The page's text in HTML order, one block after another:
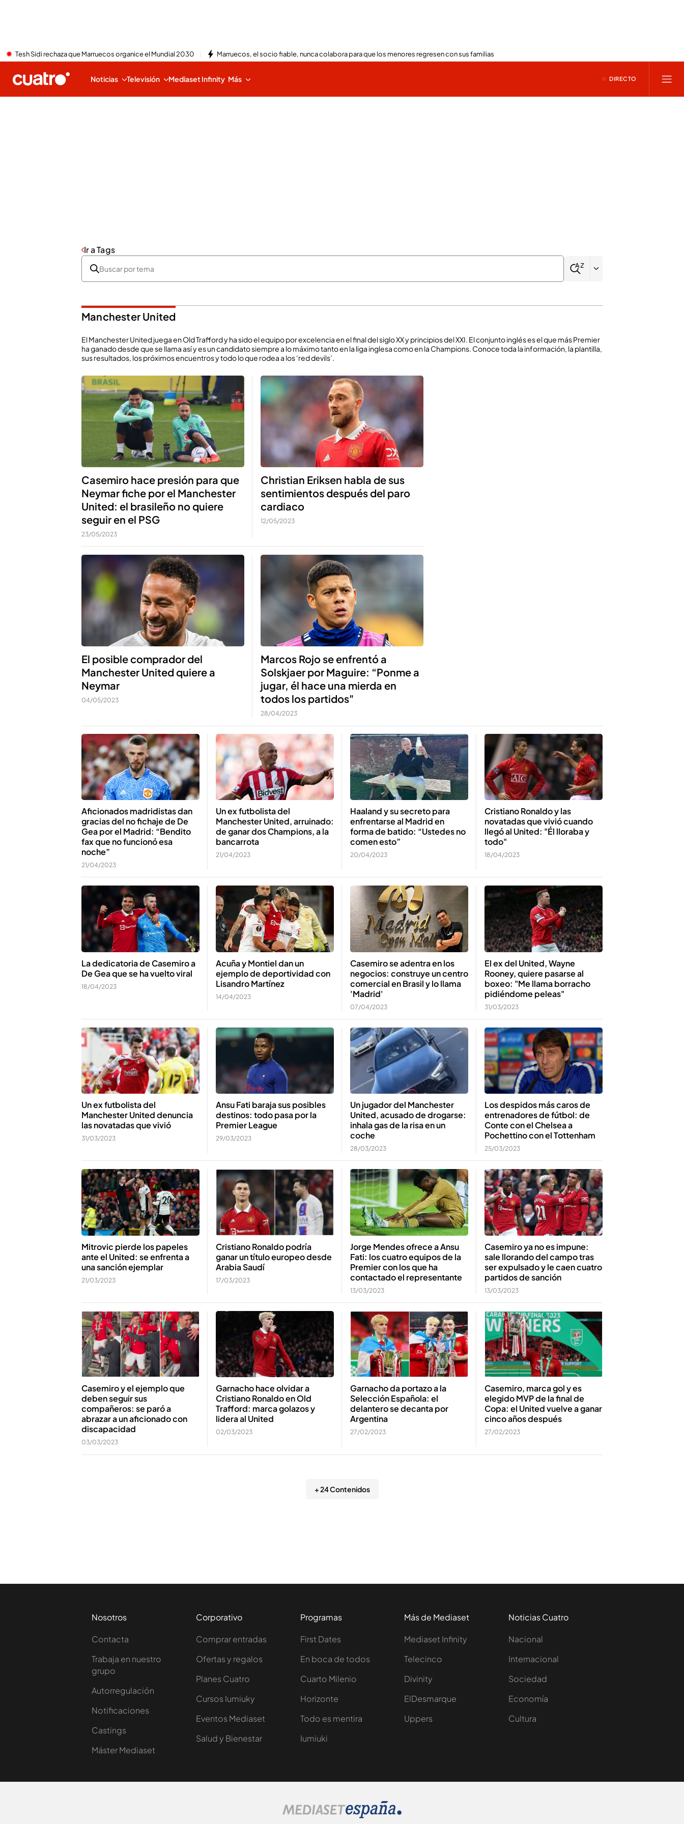
Tesh Sidi rechaza que Marruecos organice el Mundial 2030 Marruecos, el socio fiable, nunca colabora para que los menores regresen con sus familias
Noticias Televisión Mediaset Infinity Más DIRECTO
Ir a Tags
Manchester United
El Manchester United juega en Old Trafford y ha sido el equipo por excelencia en el final del siglo XX y principios del XXI. El conjunto inglés es el que más Premier
ha ganado desde que se llama así y es un candidato siempre a lo máximo tanto en la liga inglesa como en la Champions. Conoce toda la información, la plantilla,
sus resultados, los próximos encuentros y todo lo que rodea a los ‘red devils’.
Casemiro hace presión para que
Neymar fiche por el Manchester
United: el brasileño no quiere
seguir en el PSG
23/05/2023
Christian Eriksen habla de sus
sentimientos después del paro
cardiaco
12/05/2023
El posible comprador del
Manchester United quiere a
Neymar
04/05/2023
Marcos Rojo se enfrentó a
Solskjaer por Maguire: “Ponme a
jugar, él hace una mierda en
todos los partidos"
28/04/2023
Aficionados madridistas dan
gracias del no fichaje de De
Gea por el Madrid: “Bendito
fax que no funcionó esa
noche”
21/04/2023
Un ex futbolista del
Manchester United, arruinado:
de ganar dos Champions, a la
bancarrota
21/04/2023
Haaland y su secreto para
enfrentarse al Madrid en
forma de batido: “Ustedes no
comen esto”
20/04/2023
Cristiano Ronaldo y las
novatadas que vivió cuando
llegó al United: "Él lloraba y
todo"
18/04/2023
La dedicatoria de Casemiro a
De Gea que se ha vuelto viral
18/04/2023
Acuña y Montiel dan un
ejemplo de deportividad con
Lisandro Martínez
14/04/2023
Casemiro se adentra en los
negocios: construye un centro
comercial en Brasil y lo llama
'Madrid'
07/04/2023
El ex del United, Wayne
Rooney, quiere pasarse al
boxeo: "Me llama borracho
pidiéndome peleas"
31/03/2023
Un ex futbolista del
Manchester United denuncia
las novatadas que vivió
31/03/2023
Ansu Fati baraja sus posibles
destinos: todo pasa por la
Premier League
29/03/2023
Un jugador del Manchester
United, acusado de drogarse:
inhala gas de la risa en un
coche
28/03/2023
Los despidos más caros de
entrenadores de fútbol: de
Conte con el Chelsea a
Pochettino con el Tottenham
25/03/2023
Mitrovic pierde los papeles
ante el United: se enfrenta a
una sanción ejemplar
21/03/2023
Cristiano Ronaldo podría
ganar un título europeo desde
Arabia Saudí
17/03/2023
Jorge Mendes ofrece a Ansu
Fati: los cuatro equipos de la
Premier con los que ha
contactado el representante
13/03/2023
Casemiro ya no es impune:
sale llorando del campo tras
ser expulsado y le caen cuatro
partidos de sanción
13/03/2023
Casemiro y el ejemplo que
deben seguir sus
compañeros: se paró a
abrazar a un aficionado con
discapacidad
03/03/2023
Garnacho hace olvidar a
Cristiano Ronaldo en Old
Trafford: marca golazos y
lidera al United
02/03/2023
Garnacho da portazo a la
Selección Española: el
delantero se decanta por
Argentina
27/02/2023
Casemiro, marca gol y es
elegido MVP de la final de
Copa: el United vuelve a ganar
cinco años después
27/02/2023
+ 24 Contenidos
Nosotros
Contacta
Trabaja en nuestro
grupo
Autorregulación
Notificaciones
Castings
Máster Mediaset
Corporativo
Comprar entradas
Ofertas y regalos
Planes Cuatro
Cursos Iumiuky
Eventos Mediaset
Salud y Bienestar
Programas
First Dates
En boca de todos
Cuarto Milenio
Horizonte
Todo es mentira
Iumiuki
Más de Mediaset
Mediaset Infinity
Telecinco
Divinity
ElDesmarque
Uppers
Noticias Cuatro
Nacional
Internacional
Sociedad
Economía
Cultura